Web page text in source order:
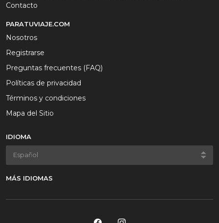
Contacto
PARATUVIAJE.COM
Nosotros
Registrarse
Preguntas frecuentes (FAQ)
Políticas de privacidad
Términos y condiciones
Mapa del Sitio
IDIOMA
MÁS IDIOMAS